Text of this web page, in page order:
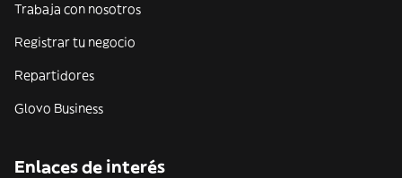
Trabaja con nosotros
Registrar tu negocio
Repartidores
Glovo Business
Enlaces de interés